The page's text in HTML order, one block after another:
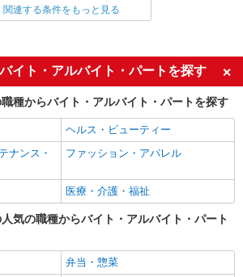
当として別途支給 ・夜勤手当：10,000円/1回
給与とは別に支給） 下記資格をお持ちの方
護職員（ヘルパー）（役職なし）
）
神奈川県横浜市保土ケ谷区岩井町123-2
詳細を見る
ース 新宿本社 第2営業部
老人ホームでの夜専介護士
神奈川県横浜市保土ヶ谷区
星川駅の求人を探す
紹介予定派遣
の求人を探す
履歴書不要
職場見学OKまたは説明会あり
女性活躍中
フリーター歓迎
エルダー（50代～）活躍中
関連する条件をもっと見る
イト・アルバイト・パートを探す
種からバイト・アルバイト・パートを探す
ヘルス・ビューティー
ナンス・
ファッション・アパレル
医療・介護・福祉
気の職種からバイト・アルバイト・パート
弁当・惣菜